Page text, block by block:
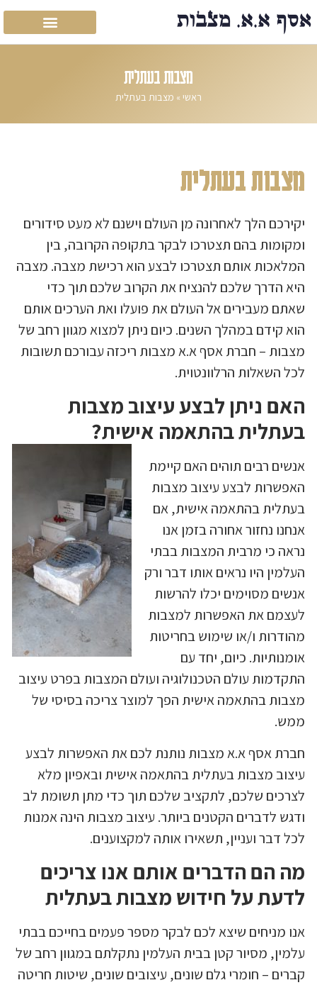
מצבות בעתלית
ראשי» מצבות בעתלית
מצבות בעתלית
יקירכם הלך לאחרונה מן העולם וישנם לא מעט סידורים
ומקומות בהם תצטרכו לבקר בתקופה הקרובה, בין
המלאכות אותם תצטרכו לבצע הוא רכישת מצבה. מצבה
היא הדרך שלכם להנציח את הקרוב שלכם תוך כדי
שאתם מעבירים אל העולם את פועלו ואת הערכים אותם
הוא קידם במהלך השנים. כיום ניתן למצוא מגוון רחב של
מצבות – חברת אסף א.א מצבות ריכזה עבורכם תשובות
לכל השאלות הרלוונטוית.
האם ניתן לבצע עיצוב מצבות
בעתלית בהתאמה אישית?
אנשים רבים תוהים האם קיימת
האפשרות לבצע עיצוב מצבות
בעתלית בהתאמה אישית, אם
אנחנו נחזור אחורה בזמן אנו
נראה כי מרבית המצבות בבתי
העלמין היו נראים אותו דבר ורק
אנשים מסוימים יכלו להרשות
לעצמם את האפשרות למצבות
מהודרות ו/או שימוש בחריטות
אומנותיות. כיום, יחד עם
התקדמות עולם הטכנולוגיה ועולם המצבות בפרט עיצוב
מצבות בהתאמה אישית הפך למוצר צריכה בסיסי של
ממש.
חברת אסף א.א מצבות נותנת לכם את האפשרות לבצע
עיצוב מצבות בעתלית בהתאמה אישית ובאפיון מלא
לצרכים שלכם, לתקציב שלכם תוך כדי מתן תשומת לב
ודגש לדברים הקטנים ביותר. עיצוב מצבות הינה אמנות
לכל דבר ועניין, תשאירו אותה למקצוענים.
מה הם הדברים אותם אנו צריכים
לדעת על חידוש מצבות בעתלית
אנו מניחים שיצא לכם לבקר מספר פעמים בחייכם בבתי
עלמין, מסיור קטן בבית העלמין נתקלתם במגוון רחב של
קברים – חומרי גלם שונים, עיצובים שונים, שיטות חריטה